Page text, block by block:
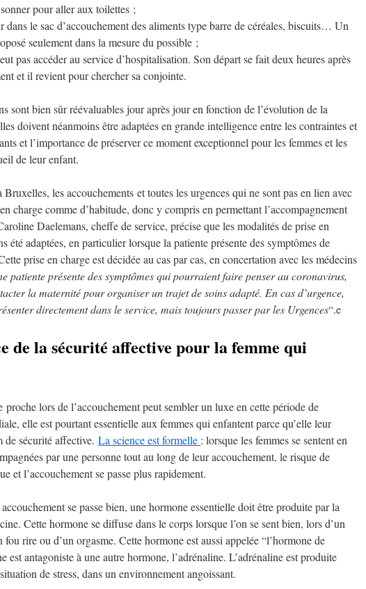
pour aller aux toilettes ;
dans le sac d’accouchement des aliments type barre de céréales, biscuits… Un
seulement dans la mesure du possible ;
pas accéder au service d’hospitalisation. Son départ se fait deux heures après
et il revient pour chercher sa conjointe.
sont bien sûr réévaluables jour après jour en fonction de l’évolution de la
doivent néanmoins être adaptées en grande intelligence entre les contraintes et
et l’importance de préserver ce moment exceptionnel pour les femmes et les
de leur enfant.
les accouchements et toutes les urgences qui ne sont pas en lien avec
charge comme d’habitude, donc y compris en permettant l’accompagnement
Daelemans, cheffe de service, précise que les modalités de prise en
été adaptées, en particulier lorsque la patiente présente des symptômes de
prise en charge est décidée au cas par cas, en concertation avec les médecins
patiente présente des symptômes qui pourraient faire penser au coronavirus,
la maternité pour organiser un trajet de soins adapté. En cas d’urgence,
directement dans le service, mais toujours passer par les Urgences“.e
de la sécurité affective pour la femme qui
proche lors de l’accouchement peut sembler un luxe en cette période de
elle est pourtant essentielle aux femmes qui enfantent parce qu’elle leur
sécurité affective. La science est formelle : lorsque les femmes se sentent en
par une personne tout au long de leur accouchement, le risque de
et l’accouchement se passe plus rapidement.
se passe bien, une hormone essentielle doit être produite par la
Cette hormone se diffuse dans le corps lorsque l’on se sent bien, lors d’un
fou rire ou d’un orgasme. Cette hormone est aussi appelée “l’hormone de
est antagoniste à une autre hormone, l’adrénaline. L’adrénaline est produite
de stress, dans un environnement angoissant.